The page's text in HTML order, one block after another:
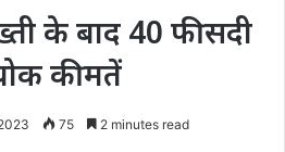
के बाद 40 फीसदी
कीमतें
75 2 minutes read